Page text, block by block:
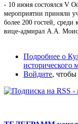
- 10 июня состоялся V
мероприятии приняли
более 200 гостей,
вице-адмирал А.А.
Подробнее о
исторического
Войдите, чтобы